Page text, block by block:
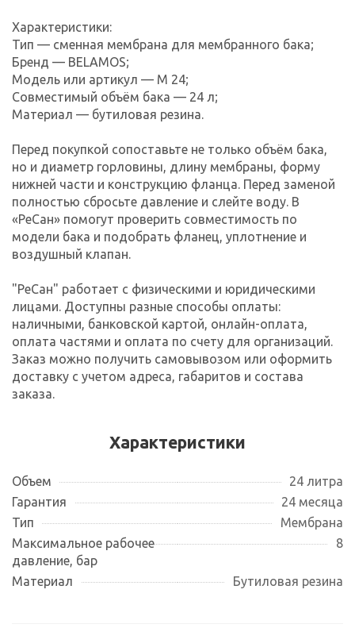
Характеристики:
Тип — сменная мембрана для мембранного бака;
Бренд — BELAMOS;
Модель или артикул — M 24;
Совместимый объём бака — 24 л;
Материал — бутиловая резина.
Перед покупкой сопоставьте не только объём бака,
но и диаметр горловины, длину мембраны, форму
нижней части и конструкцию фланца. Перед заменой
полностью сбросьте давление и слейте воду. В
«РеСан» помогут проверить совместимость по
модели бака и подобрать фланец, уплотнение и
воздушный клапан.
"РеСан" работает с физическими и юридическими
лицами. Доступны разные способы оплаты:
наличными, банковской картой, онлайн-оплата,
оплата частями и оплата по счету для организаций.
Заказ можно получить самовывозом или оформить
доставку с учетом адреса, габаритов и состава
заказа.
Характеристики
Объем
24 литра
Гарантия
24 месяца
Тип
Мембрана
Максимальное рабочее
давление, бар
8
Материал Бутиловая резина